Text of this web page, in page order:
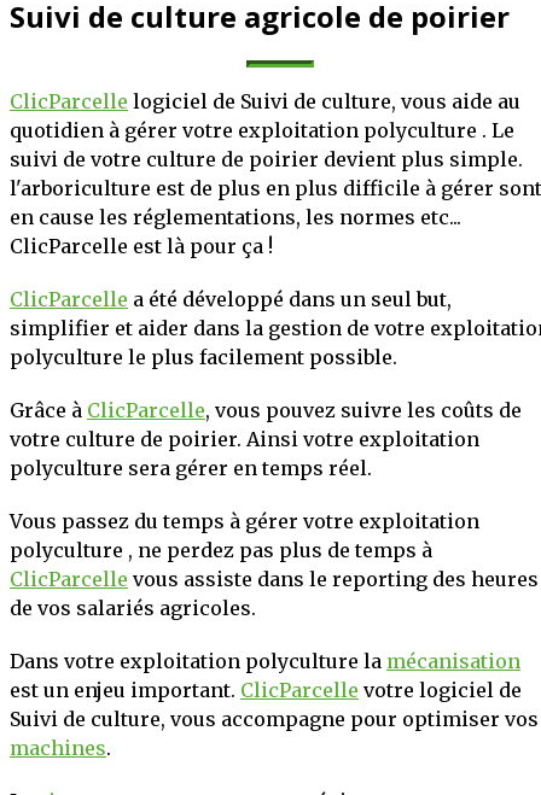
des outils intelligents
et stratégique
PLUS
suivez vos
de clic.
S'INSCRIRE
Suivi de culture agricole de poirier
ClicParcelle logiciel de Suivi de culture, vous aide au
quotidien à gérer votre exploitation polyculture . Le
suivi de votre culture de poirier devient plus simple.
l'arboriculture est de plus en plus difficile à gérer sont
en cause les réglementations, les normes etc...
ClicParcelle est là pour ça !
ClicParcelle a été développé dans un seul but,
simplifier et aider dans la gestion de votre
polyculture le plus facilement possible.
Grâce à ClicParcelle, vous pouvez suivre les coûts de
votre culture de poirier. Ainsi votre exploitation
polyculture sera gérer en temps réel.
Vous passez du temps à gérer votre exploitation
polyculture , ne perdez pas plus de temps à
ClicParcelle vous assiste dans le reporting des heures
de vos salariés agricoles.
Dans votre exploitation polyculture la mécanisation
est un enjeu important. ClicParcelle votre logiciel de
Suivi de culture, vous accompagne pour optimiser vos
machines.